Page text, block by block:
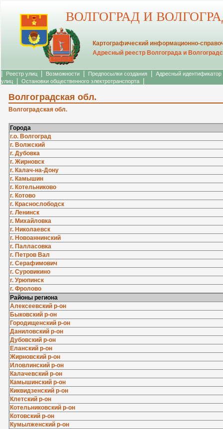
ВОЛГОГРАД И
Картографический информационно-
Адресный реестр Волгограда и
Реестр улиц Возможности Предпосылки создания
Адресный идентификатор
улиц
Остановки общественного электротранспорта
Волгоградская обл.
Волгоградская обл.
Города
г.о. Волгоград
г. Волжский
г. Дубовка
г. Жирновск
г. Калач-на-Дону
г. Камышин
г. Котельниково
г. Котово
г. Краснослободск
г. Ленинск
г. Михайловка
г. Николаевск
г. Новоаннинский
г. Палласовка
г. Петров Вал
г. Серафимович
г. Суровикино
г. Урюпинск
г. Фролово
Районы региона
Алексеевский р-он
Быковский р-он
Городищенский р-он
Даниловский р-он
Дубовский р-он
Еланский р-он
Жирновский р-он
Иловлинский р-он
Калачевский р-он
Камышинский р-он
Киквидзенский р-он
Клетский р-он
Котельниковский р-он
Котовский р-он
Кумылженский р-он